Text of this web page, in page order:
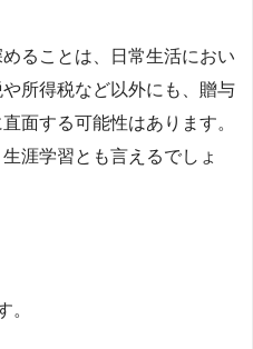
ることは、日常生活におい
所得税など以外にも、贈与
面する可能性はあります。
涯学習とも言えるでしょ
。